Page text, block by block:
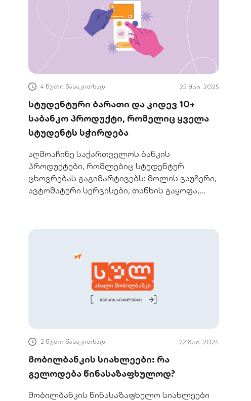
4 წუთი წასაკითხად 25 მაი. 2025
სტუდენტური ბარათი და კიდევ 10+
საბანკო პროდუქტი, რომელიც ყველა
სტუდენტს სჭირდება
აღმოაჩინე საქართველოს ბანკის
პროდუქტები, რომლებიც სტუდენტურ
ცხოვრებას გაგიმარტივებს: მოლის ვაუჩერი,
ავტომატური სერვისები, თანხის გაყოფა,
2 წუთი წასაკითხად 22 მაი. 2024
მობილბანკის სიახლეები: რა
გელოდება წინასაზაფხულოდ?
მობილბანკის წინასაზაფხულო სიახლეები